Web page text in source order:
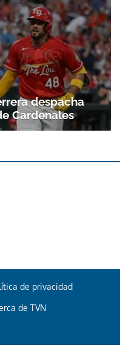
boletín.
ACEPTAR
despacha
Cardenales
de privacidad
de TVN